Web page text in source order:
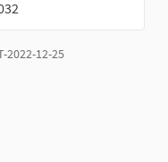
2022-12-25